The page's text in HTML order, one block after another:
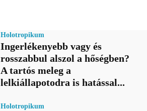
Holotropikum
Ingerlékenyebb vagy és
rosszabbul alszol a hőségben?
A tartós meleg a
lelkiállapotodra is hatással...
Holotropikum